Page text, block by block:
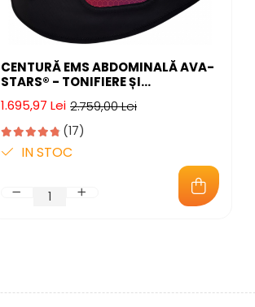
CENTURĂ EMS ABDOMINALĂ AVA-
STARS® - TONIFIERE ȘI
APLICAȚIE MOBILĂ
2.759,00 Lei
1.695,97 Lei
(17)
IN STOC